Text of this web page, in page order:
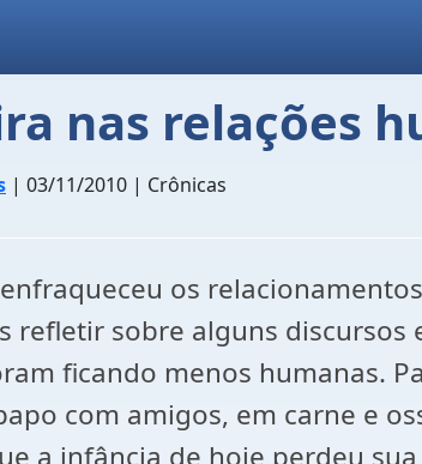
nas relações
| 03/11/2010 | Crônicas
os
refletir sobre alguns
ficando menos humanas.
com amigos, em carne e
a infância de hoje perdeu